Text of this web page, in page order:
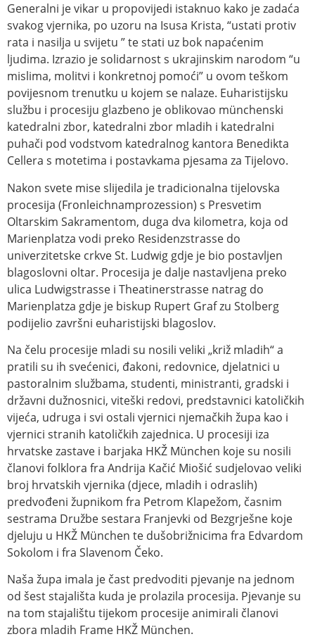
Generalni je vikar u propovijedi istaknuo kako je zadaća
svakog vjernika, po uzoru na Isusa Krista, “ustati protiv
rata i nasilja u svijetu ” te stati uz bok napaćenim
ljudima. Izrazio je solidarnost s ukrajinskim narodom “u
mislima, molitvi i konkretnoj pomoći” u ovom teškom
povijesnom trenutku u kojem se nalaze. Euharistijsku
službu i procesiju glazbeno je oblikovao münchenski
katedralni zbor, katedralni zbor mladih i katedralni
puhači pod vodstvom katedralnog kantora Benedikta
Cellera s motetima i postavkama pjesama za Tijelovo.
Nakon svete mise slijedila je tradicionalna tijelovska
procesija (Fronleichnamprozession) s Presvetim
Oltarskim Sakramentom, duga dva kilometra, koja od
Marienplatza vodi preko Residenzstrasse do
univerzitetske crkve St. Ludwig gdje je bio postavljen
blagoslovni oltar. Procesija je dalje nastavljena preko
ulica Ludwigstrasse i Theatinerstrasse natrag do
Marienplatza gdje je biskup Rupert Graf zu Stolberg
podijelio završni euharistijski blagoslov.
Na čelu procesije mladi su nosili veliki „križ mladih“ a
pratili su ih svećenici, đakoni, redovnice, djelatnici u
pastoralnim službama, studenti, ministranti, gradski i
državni dužnosnici, viteški redovi, predstavnici katoličkih
vijeća, udruga i svi ostali vjernici njemačkih župa kao i
vjernici stranih katoličkih zajednica. U procesiji iza
hrvatske zastave i barjaka HKŽ München koje su nosili
članovi folklora fra Andrija Kačić Miošić sudjelovao veliki
broj hrvatskih vjernika (djece, mladih i odraslih)
predvođeni župnikom fra Petrom Klapežom, časnim
sestrama Družbe sestara Franjevki od Bezgrješne koje
djeluju u HKŽ München te dušobrižnicima fra Edvardom
Sokolom i fra Slavenom Čeko.
Naša župa imala je čast predvoditi pjevanje na jednom
od šest stajališta kuda je prolazila procesija. Pjevanje su
na tom stajalištu tijekom procesije animirali članovi
zbora mladih Frame HKŽ München.